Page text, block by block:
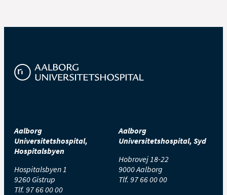
Aalborg
Universitetshospital,
Hospitalsbyen
Hospitalsbyen 1
9260 Gistrup
Tlf. 97 66 00 00
Aalborg
Universitetshospital, Syd
Hobrovej 18-22
9000 Aalborg
Tlf. 97 66 00 00